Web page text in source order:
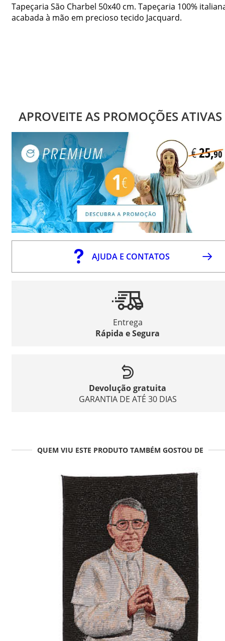
Tapeçaria São Charbel 50x40 cm. Tapeçaria 100%
acabada à mão em precioso tecido Jacquard.
APROVEITE AS PROMOÇÕES ATIVAS
AJUDA E CONTATOS
Entrega
Rápida e Segura
Devolução gratuita
GARANTIA DE ATÉ 30 DIAS
QUEM VIU ESTE PRODUTO TAMBÉM GOSTOU DE